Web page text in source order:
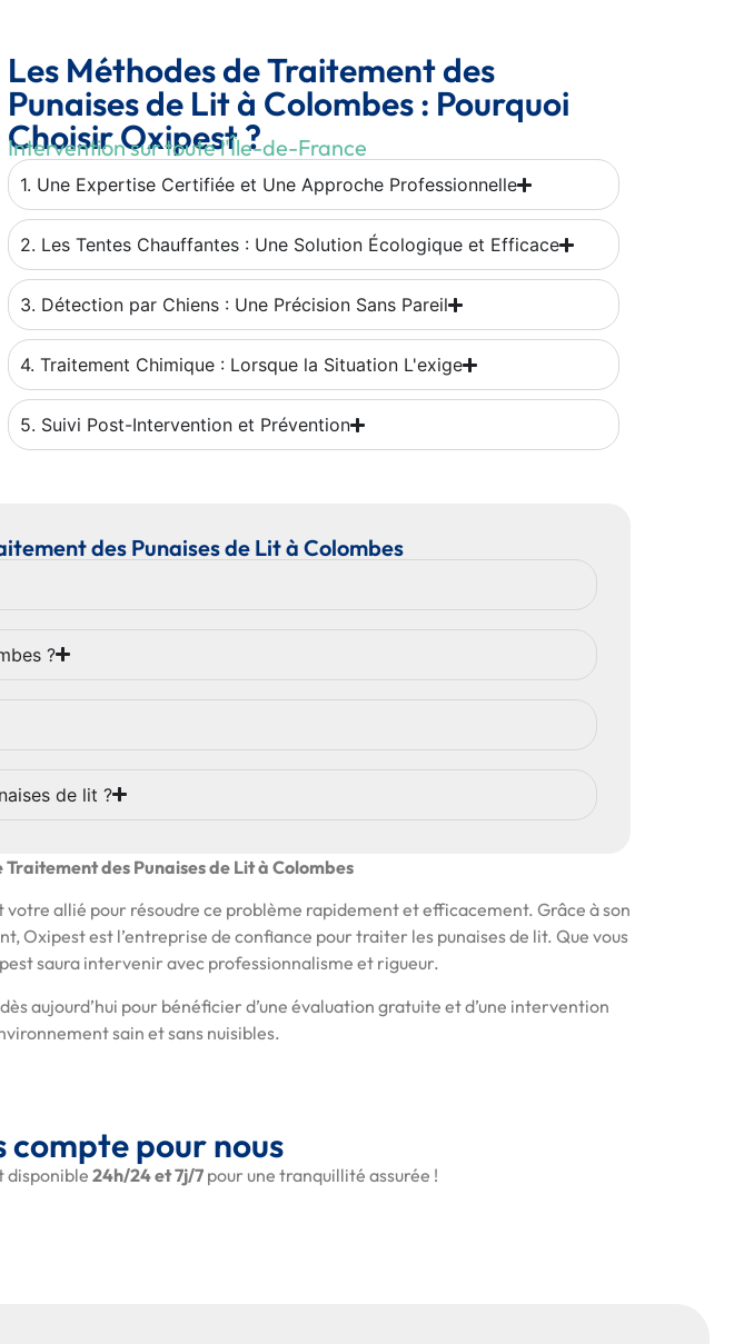
Les Méthodes de Traitement des
Punaises de Lit à Colombes : Pourquoi
Choisir Oxipest ?
Intervention sur toute l'Île-de-France
1. Une Expertise Certifiée et Une Approche Professionnelle
2. Les Tentes Chauffantes : Une Solution Écologique et Efficace
3. Détection par Chiens : Une Précision Sans Pareil
4. Traitement Chimique : Lorsque la Situation L'exige
5. Suivi Post-Intervention et Prévention
des Punaises de Lit à Colombes
?
de lit ?
des Punaises de Lit à Colombes
allié pour résoudre ce problème rapidement et efficacement. Grâce à son
Oxipest est l’entreprise de confiance pour traiter les punaises de lit. Que vous
saura intervenir avec professionnalisme et rigueur.
aujourd’hui pour bénéficier d’une évaluation gratuite et d’une intervention
sain et sans nuisibles.
compte pour nous
disponible 24h/24 et 7j/7 pour une tranquillité assurée !